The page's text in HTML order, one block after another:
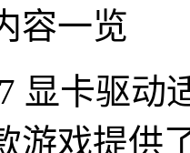
容一览
显卡驱动
游戏提供